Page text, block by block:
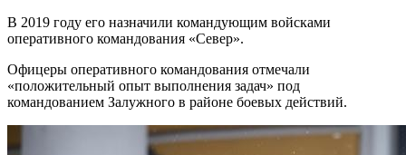
В 2019 году его назначили командующим войсками
оперативного командования «Север».
Офицеры оперативного командования отмечали
«положительный опыт выполнения задач» под
командованием Залужного в районе боевых действий.